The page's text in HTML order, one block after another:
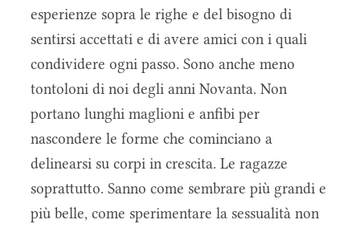
esperienze sopra le righe e del bisogno di
sentirsi accettati e di avere amici con i quali
condividere ogni passo. Sono anche meno
tontoloni di noi degli anni Novanta. Non
portano lunghi maglioni e anfibi per
nascondere le forme che cominciano a
delinearsi su corpi in crescita. Le ragazze
soprattutto. Sanno come sembrare più grandi e
più belle, come sperimentare la sessualità non